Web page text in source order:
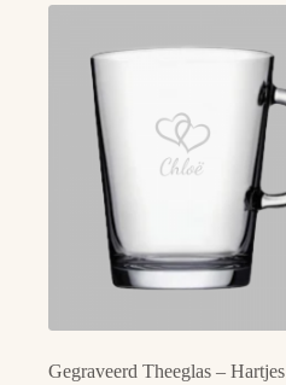
Gegraveerd Theeglas – Hartjes